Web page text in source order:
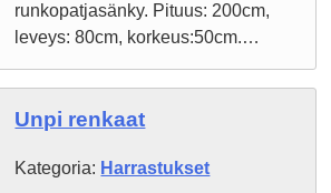
runkopatjasänky. Pituus: 200cm,
leveys: 80cm, korkeus:50cm.…
Unpi renkaat
Kategoria: Harrastukset